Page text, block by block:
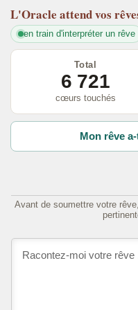
L'Oracle attend vos
en train d'interpréter un rêve
Total
6 721
cœurs touchés
Mon rêve
Avant de soumettre votre